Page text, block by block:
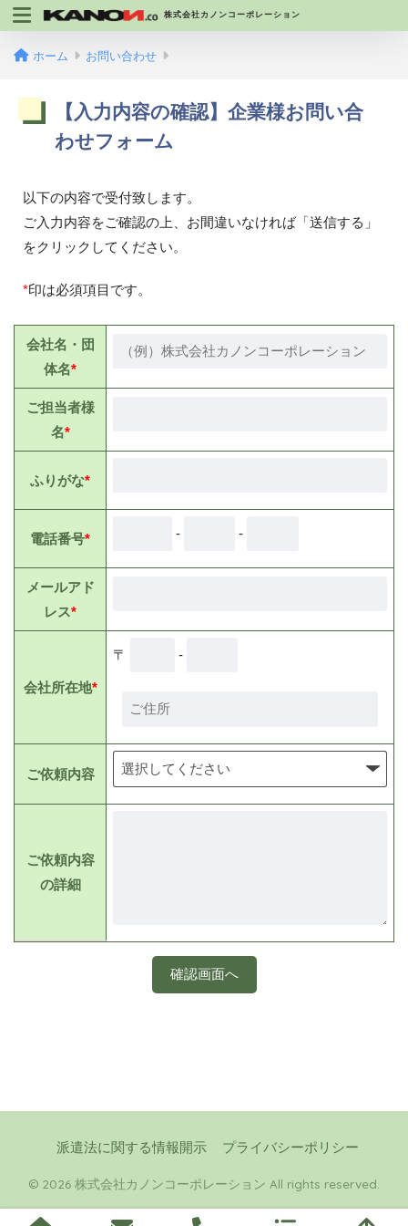
株式会社カノンコーポレーション
ホーム お問い合わせ
【入力内容の確認】企業様お問い合
わせフォーム
以下の内容で受付致します。
ご入力内容をご確認の上、お間違いなければ「送信する」
をクリックしてください。
*印は必須項目です。
会社名・団
体名*
ご担当者様
名*
ふりがな*
電話番号* - -
メールアド
レス*
会社所在地*
〒 -
ご依頼内容
ご依頼内容
の詳細
派遣法に関する情報開示 プライバシーポリシー
© 2026 株式会社カノンコーポレーション All rights reserved.